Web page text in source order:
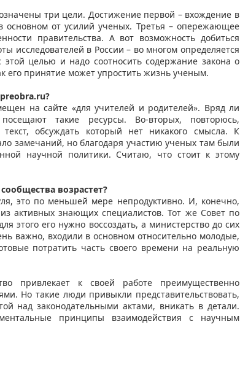
три цели. Достижение первой – вхождение в
основном от усилий ученых. Третья – опережающее
правительства. А вот возможность добиться
исследователей в России – во многом определяется
целью и надо соотносить содержание закона о
его принятие может упростить жизнь ученым.
на сайте «для учителей и родителей». Вряд ли
такие ресурсы. Во-вторых, повторюсь,
обсуждать который нет никакого смысла. К
замечаний, но благодаря участию ученых там были
научной политики. Считаю, что стоит к этому
возрастет?
это по меньшей мере непродуктивно. И, конечно,
активных знающих специалистов. Тот же Совет по
этого его нужно воссоздать, а министерство до сих
важно, входили в основном относительно молодые,
потратить часть своего времени на реальную
привлекает к своей работе преимущественно
Но такие люди привыкли представительствовать,
над законодательными актами, вникать в детали.
принципы взаимодействия с научным